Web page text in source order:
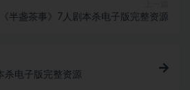
《半盏茶事》7人剧本杀电子版完整资源
杀电子版完整资源